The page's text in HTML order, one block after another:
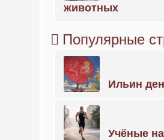
животных
Популярные
Ильин
Учёные